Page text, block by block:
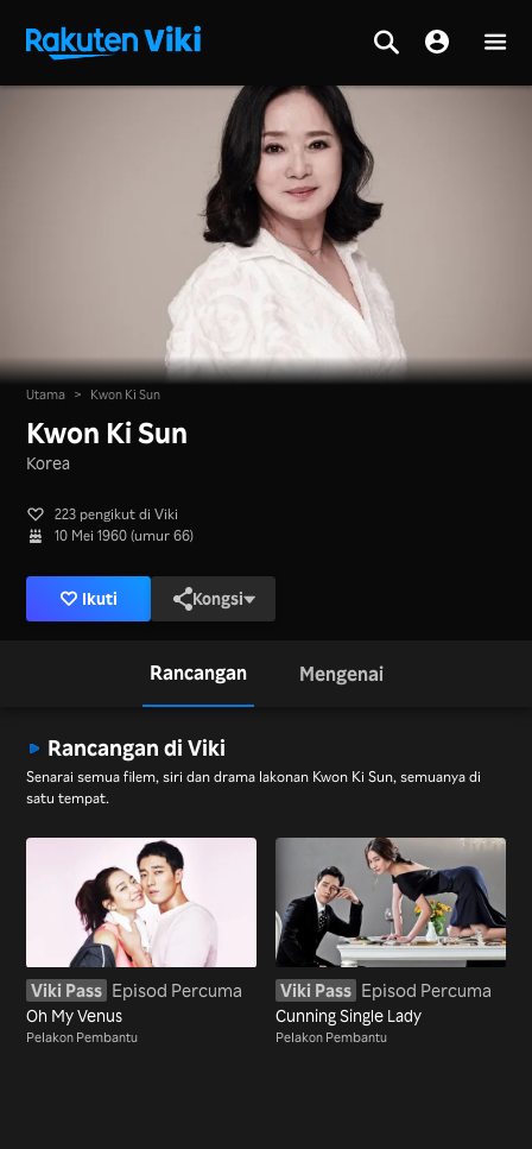
Utama > Kwon Ki Sun
Kwon Ki Sun
Korea
223 pengikut di Viki
10 Mei 1960 (umur 66)
Ikuti Kongsi
Rancangan Mengenai
Rancangan di Viki
Senarai semua filem, siri dan drama lakonan Kwon Ki Sun, semuanya di
satu tempat.
Viki Pass Episod Percuma
Oh My Venus
Pelakon Pembantu
Viki Pass Episod Percuma
Cunning Single Lady
Pelakon Pembantu